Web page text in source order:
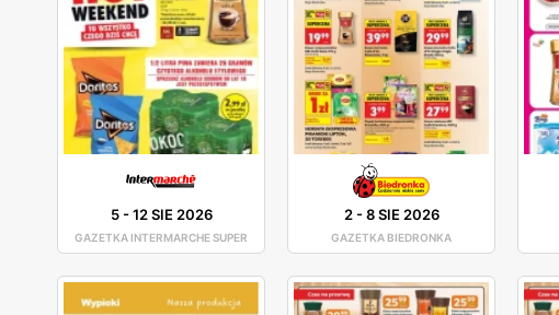
5-12 SIE 2026
GAZETKA INTERMARCHE SUPER
2-8 SIE 2026
GAZETKA BIEDRONKA